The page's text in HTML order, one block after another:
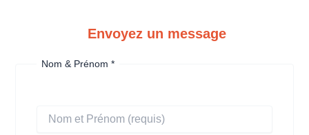
Envoyez un message
Nom & Prénom*